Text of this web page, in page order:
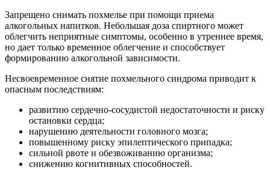
Запрещено снимать похмелье при помощи приема
алкогольных напитков. Небольшая доза спиртного может
облегчить неприятные симптомы, особенно в утреннее время,
но дает только временное облегчение и способствует
формированию алкогольной зависимости.
Несвоевременное снятие похмельного синдрома приводит к
опасным последствиям:
развитию сердечно-сосудистой недостаточности и риску
остановки сердца;
нарушению деятельности головного мозга;
повышенному риску эпилептического припадка;
сильной рвоте и обезвоживанию организма;
снижению когнитивных способностей.